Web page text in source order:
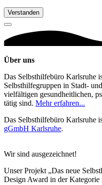
Verstanden
Über uns
Das Selbsthilfebüro Karlsruhe
Selbsthilfegruppen in Stadt-
vielfältigen gesundheitlichen,
tätig sind. Mehr erfahren...
Das Selbsthilfebüro Karlsruhe
gGmbH Karlsruhe.
Wir sind ausgezeichnet!
Unser Projekt „Das neue
Design Award in der